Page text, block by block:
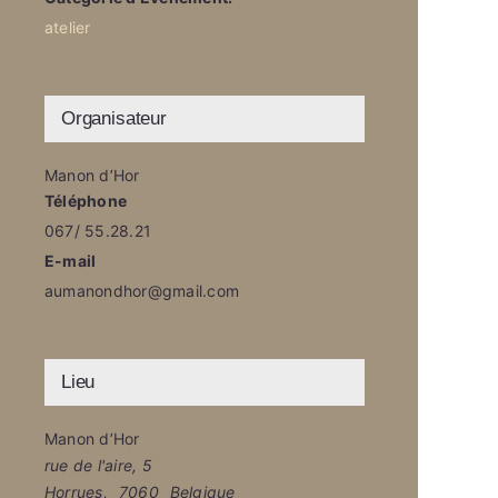
atelier
Organisateur
Manon d’Hor
Téléphone
067/ 55.28.21
E-mail
aumanondhor@gmail.com
Lieu
Manon d’Hor
rue de l'aire, 5
Horrues, 7060
Belgique